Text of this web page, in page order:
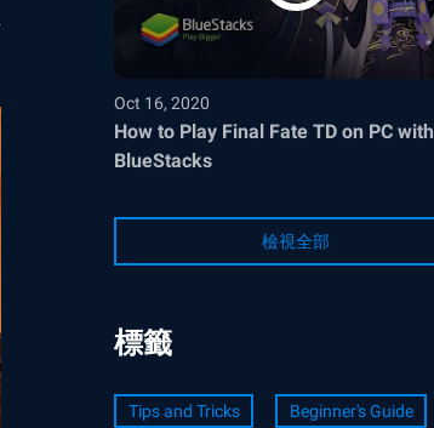
Oct 16, 2020
How to Play Final Fate TD on PC with
BlueStacks
檢視全部
標籤
Tips and Tricks Beginner's Guide